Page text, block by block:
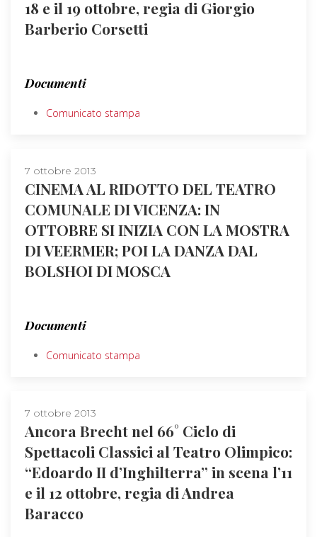
18 e il 19 ottobre, regia di Giorgio
Barberio Corsetti
Documenti
Comunicato stampa
7 ottobre 2013
CINEMA AL RIDOTTO DEL TEATRO
COMUNALE DI VICENZA: IN
OTTOBRE SI INIZIA CON LA MOSTRA
DI VEERMER; POI LA DANZA DAL
BOLSHOI DI MOSCA
Documenti
Comunicato stampa
7 ottobre 2013
Ancora Brecht nel 66° Ciclo di
Spettacoli Classici al Teatro Olimpico:
“Edoardo II d’Inghilterra” in scena l’11
e il 12 ottobre, regia di Andrea
Baracco